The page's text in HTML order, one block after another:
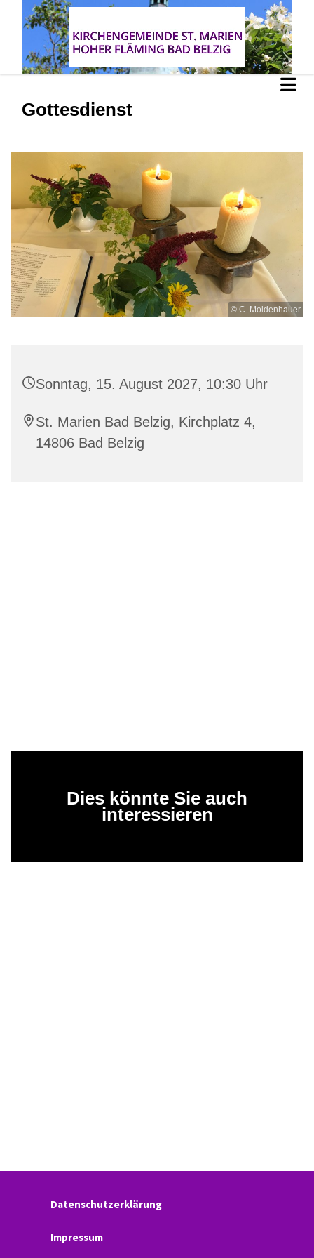
Gottesdienst
© C. Moldenhauer
Sonntag, 15. August 2027, 10:30 Uhr
St. Marien Bad Belzig, Kirchplatz 4,
14806 Bad Belzig
Dies könnte Sie auch
interessieren
Datenschutzerklärung
Impressum